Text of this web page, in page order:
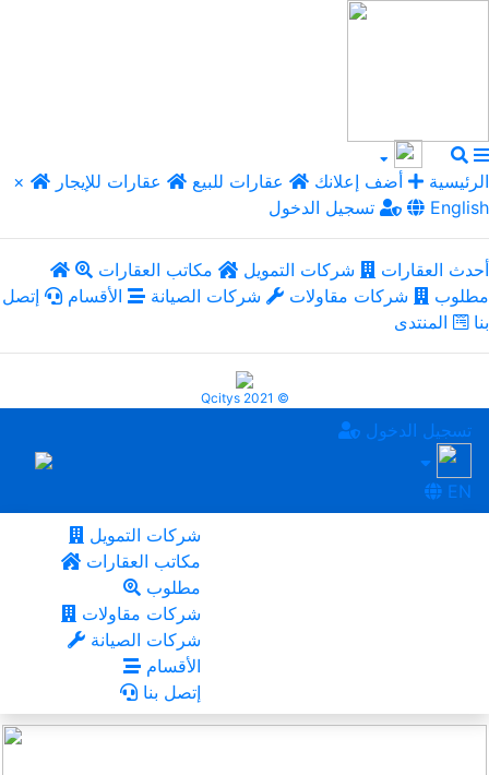
× الرئيسية أضف إعلانك عقارات للبيع
عقارات للإيجار
تسجيل الدخول
English
أحدث العقارات شركات التمويل
مكاتب العقارات
مطلوب
شركات مقاولات شركات الصيانة الأقسام
إتصل
بنا
المنتدى
Qcitys 2021 ©
تسجيل الدخول
EN
شركات التمويل
مكاتب العقارات
مطلوب
شركات مقاولات
شركات الصيانة
الأقسام
إتصل بنا